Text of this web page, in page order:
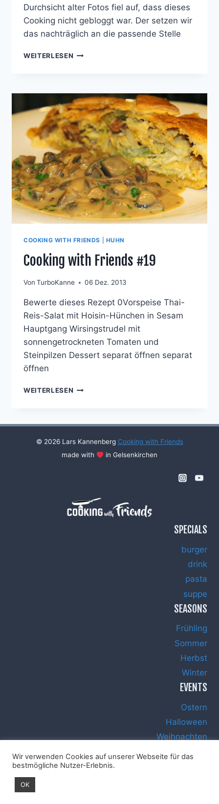
Durchsicht alter Fotos fiel auf, dass dieses
Cooking nicht gebloggt war. Der setzen wir
das nachträglich an die passende Stelle
WEITERLESEN COOKING
(AUFGETAUCHT)
COOKING WITH FRIENDS HUHN
Cooking with Friends #19
Von TurboKanne 06 Dez. 2013
Bewerte dieses Rezept 0Vorspeise Thai-
Reis-Salat mit Hoisin-Hünchen in Sesam
Hauptgang Wirsingstrudel mit
sonnengetrockneten Tomaten und
Steinpilzen Dessert separat öffnen separat
öffnen
WEITERLESEN COOKING
© 2026 Lars Kannenberg Cooking with Friends
made with
in Gelsenkirchen
SPECIALS
burger
drink
pasta
suppe
SEASONS
Frühling
Sommer
Herbst
Winter
EVENTS
Ostern
Halloween
Weihnachten
Silvester
Wir verwenden Cookies auf unserer Webseite für das
bestmögliche Nutzer-Erlebnis.
OK